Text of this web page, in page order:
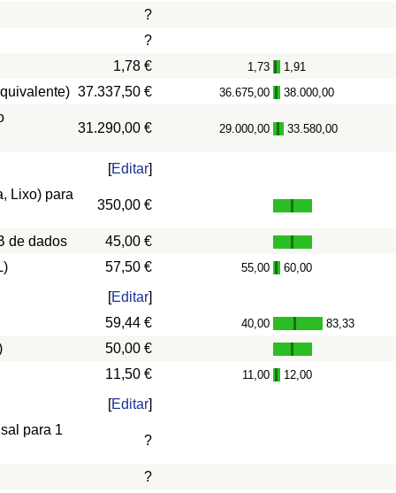
?
?
1,78 €
1,73 - 1,91
37.337,50 € 36.675,00 - 38.000,00
31.290,00 € 29.000,00 - 33.580,00
[Editar]
Lixo) para
350,00 €
de dados
45,00 €
57,50 € 55,00 - 60,00
[Editar]
59,44 €
40,00 - 83,33
50,00 €
11,50 €
11,00 - 12,00
[Editar]
para 1
?
?